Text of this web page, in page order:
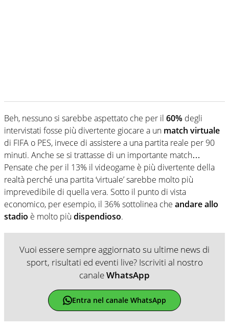
Beh, nessuno si sarebbe aspettato che per il 60% degli
intervistati fosse più divertente giocare a un match virtuale
di FIFA o PES, invece di assistere a una partita reale per 90
minuti. Anche se si trattasse di un importante match…
Pensate che per il 13% il videogame è più divertente della
realtà perché una partita ‘virtuale’ sarebbe molto più
imprevedibile di quella vera. Sotto il punto di vista
economico, per esempio, il 36% sottolinea che andare allo
stadio è molto più dispendioso.
Vuoi essere sempre aggiornato su ultime news di
sport, risultati ed eventi live? Iscriviti al nostro
canaleWhatsApp
Entra nel canale WhatsApp